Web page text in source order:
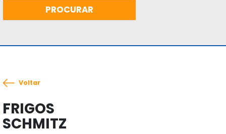
Voltar
FRIGOS
SCHMITZ